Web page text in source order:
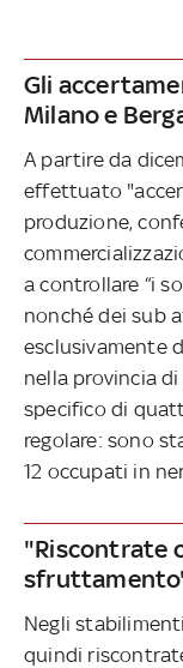
Gli
Milano e
A partire da
effettuato
produzione,
a controllare “i
nonché dei sub
esclusivamente
nella provincia
specifico di
regolare: sono
12 occupati in
"Riscontrate
Negli
quindi